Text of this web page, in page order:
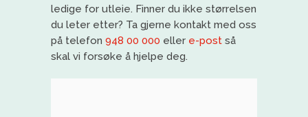
ledige for utleie. Finner du ikke størrelsen
du leter etter? Ta gjerne kontakt med oss
på telefon 948 00 000 eller e-post så
skal vi forsøke å hjelpe deg.